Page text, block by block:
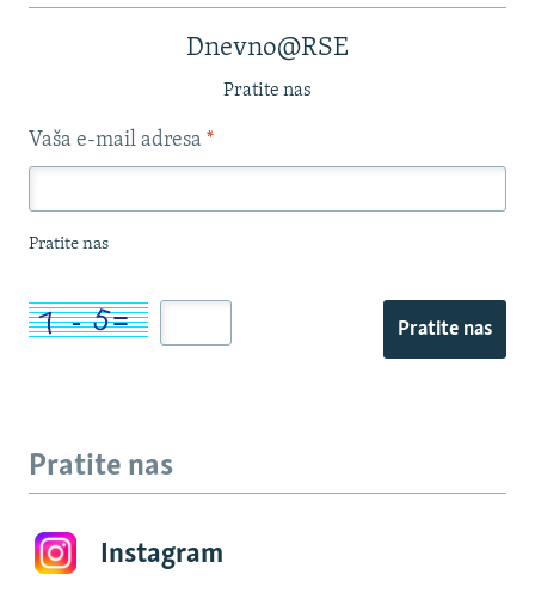
Dnevno@RSE
Pratite nas
Vaša e-mail adresa *
Pratite nas
Pratite nas
Pratite nas
Instagram